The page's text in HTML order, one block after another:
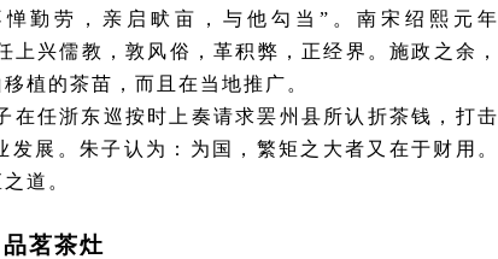
勤劳，亲启畎亩，与他勾当”。南宋绍熙元年
兴儒教，敦风俗，革积弊，正经界。施政之余，
植的茶苗，而且在当地推广 。
在任浙东巡按时上奏请求罢州县所认折茶钱，打击
展。朱子认为：为国，繁矩之大者又在于财用。
道。
茗茶灶